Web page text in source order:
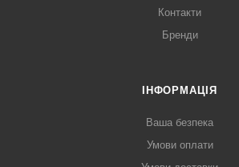
Контакти
Бренди
ІНФОРМАЦІЯ
Ваша безпека
Умови оплати